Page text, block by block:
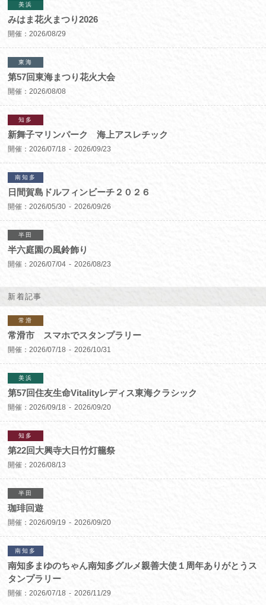
美浜
みはま花火まつり2026
開催：2026/08/29
東海
第57回東海まつり花火大会
開催：2026/08/08
知多
新舞子マリンパーク 海上アスレチック
開催：2026/07/18 2026/09/23
南知多
日間賀島ドルフィンビーチ２０２６
開催： 2026/05/30 2026/09/26
半田
半六庭園の風鈴飾り
開催： 2026/07/04 2026/08/23
新着記事
常滑
常滑市 スマホでスタンプラリー
開催： 2026/07/18 2026/10/31
美浜
第57回住友生命Vitalityレディス東海クラシック
開催：2026/09/18 2026/09/20
知多
第22回大興寺大日竹灯籠祭
開催：2026/08/13
半田
珈琲回遊
開催：2026/09/19 2026/09/20
南知多
南知多まゆのちゃん南知多グルメ親善大使１周年ありがとうス
タンプラリー
開催：2026/07/18 2026/11/29